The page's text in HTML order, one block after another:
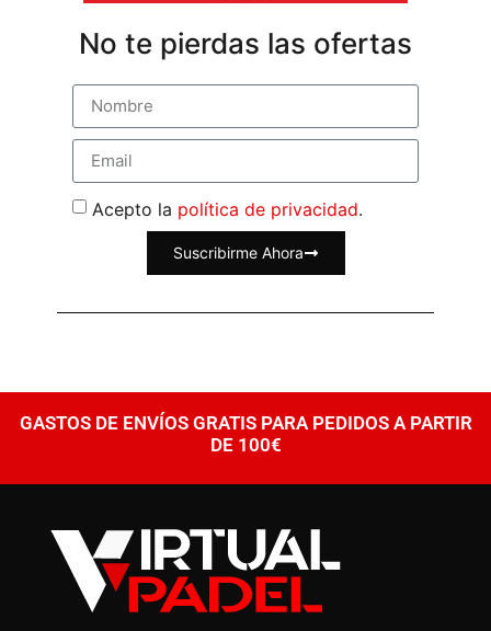
No te pierdas las ofertas
Acepto la política de privacidad.
Suscribirme Ahora
GASTOS DE ENVÍOS GRATIS PARA PEDIDOS A PARTIR
DE 100€